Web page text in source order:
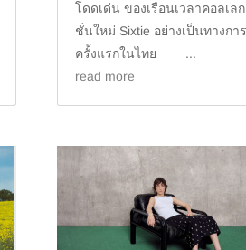
โดดเด่น ของเรือนเวลาคอลเลก
ชั่นใหม่ Sixtie อย่างเป็นทางการ
ครั้งแรกในไทย ...
read more